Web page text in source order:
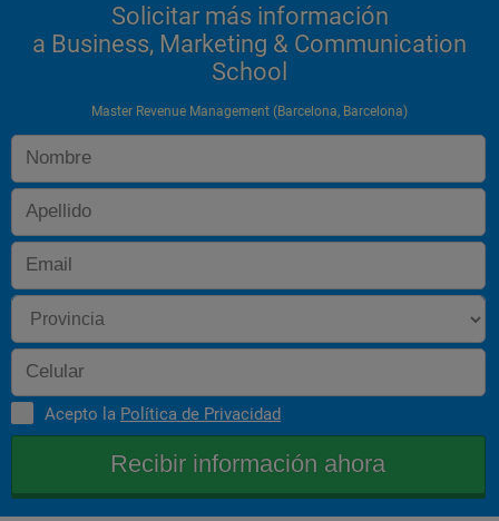
Solicitar más información
a Business, Marketing & Communication
School
Master Revenue Management (Barcelona, Barcelona)
Acepto la Política de Privacidad